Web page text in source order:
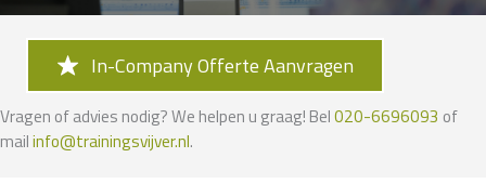
In-Company Offerte Aanvragen
Vragen of advies nodig? We helpen u graag! Bel020-6696093 of
mailinfo@trainingsvijver.nl.